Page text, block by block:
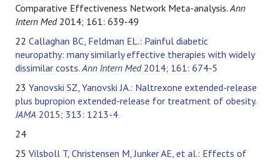
Comparative Effectiveness Network Meta-analysis.Ann
Intern Med2014; 161: 639-49
22 Callaghan BC, Feldman EL.: Painful diabetic
neuropathy: many similarly effective therapies with widely
dissimilar costs.Ann Intern Med2014; 161: 674-5
23 Yanovski SZ, Yanovski JA.: Naltrexone extended-release
plus bupropion extended-release for treatment of obesity.
JAMA 2015; 313: 1213-4
24
25 Vilsboll T, Christensen M, Junker AE, et al.: Effects of